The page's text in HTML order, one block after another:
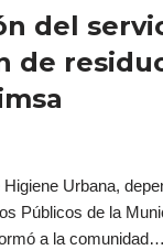
del
de
Urbana,
Públicos de la
a la comunidad…